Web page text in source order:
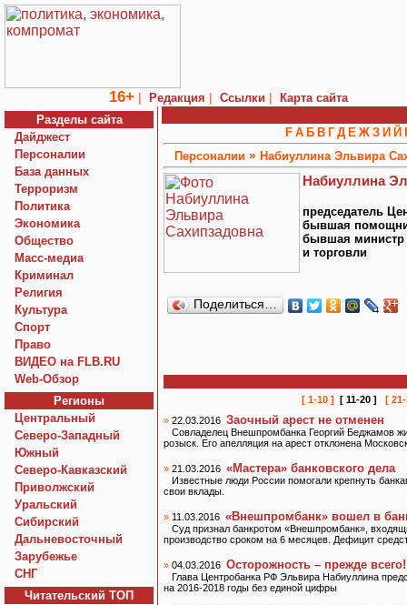
16+ | Редакция | Ссылки |
Карта сайта
Разделы сайта
Дайджест
Персоналии
База данных
Терроризм
Политика
Экономика
Общество
Macc-медиа
Криминал
Религия
Культура
Спорт
Право
ВИДЕО на FLB.RU
Web-Обзор
Регионы
Центральный
Северо-Западный
Южный
Северо-Кавказский
Приволжский
Уральский
Сибирский
Дальневосточный
Зарубежье
СНГ
Читательский TOП
F А Б В Г Д Е Ж З И Й
Персоналии » Набиуллина Эльвира
Набиуллина
председатель
бывшая
бывшая министр
и торговли
Поделиться…
[ 1-10 ] [ 11-20 ]
[
» 22.03.2016 Заочный арест не отменен
Совладелец Внешпромбанка Георгий Беджамов
розыск. Его апелляция на арест отклонена
» 21.03.2016 «Мастера» банковского дела
Известные люди России помогали крепнуть
свои вклады.
» 11.03.2016 «Внешпромбанк» вошел в
Суд признал банкротом «Внешпромбанк»,
производство сроком на 6 месяцев. Дефицит
» 04.03.2016 Осторожность – прежде всего!
Глава Центробанка РФ Эльвира Набиуллина
на 2016-2018 годы без единой цифры